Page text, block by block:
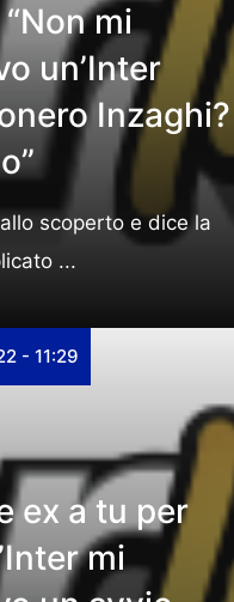
mi
un’Inter
Inzaghi?
scoperto e dice la
...
- 11:29
ex a tu per
mi